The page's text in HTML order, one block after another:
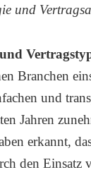
und
Branchen
und
Jahren
erkannt,
den Einsatz